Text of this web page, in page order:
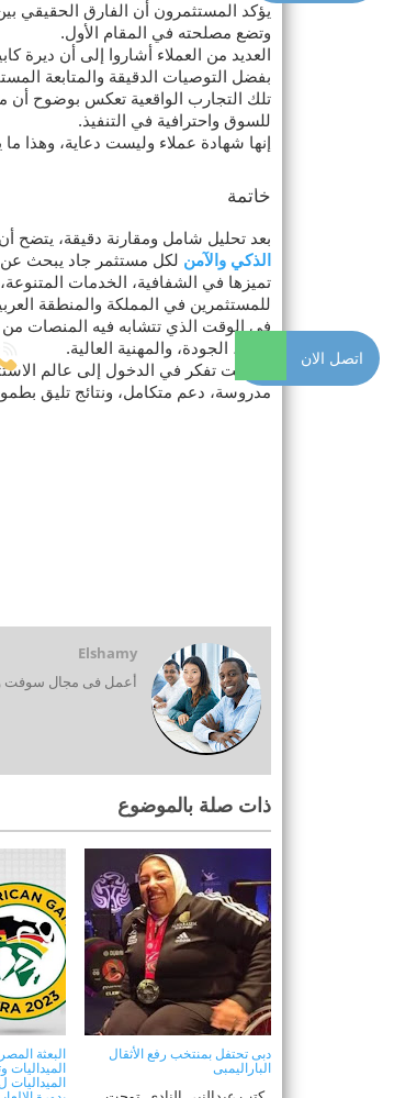
يؤكد المستثمرون أن الفارق الحقيقي
وتضع مصلحته في المقام الأول.
العديد من العملاء أشاروا إلى أن ديرة
بفضل التوصيات الدقيقة والمتابعة
تلك التجارب الواقعية تعكس بوضوح أن
للسوق واحترافية في التنفيذ.
إنها شهادة عملاء وليست دعاية، وهذا ما
خاتمة
بعد تحليل شامل ومقارنة دقيقة، يتضح أن
الذكي والآمن لكل مستثمر جاد يبحث عن
تميزها في الشفافية، الخدمات
للمستثمرين في المملكة والمنطقة
في الوقت الذي تتشابه فيه المنصات من
الثقة، الجودة، والمهنية العالية.
إذا كنت تفكر في الدخول إلى عالم
مدروسة، دعم متكامل، ونتائج تليق
Elshamy
أعمل فى مجال سوفت
ذات صلة بالموضوع
دبى تحتفل بمنتخب رفع الأثقال
الباراليمبى
البعثة
اتصل الان